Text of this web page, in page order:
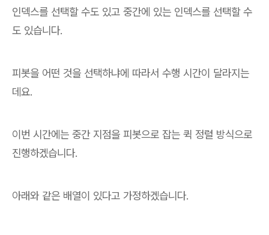
인덱스를 선택할 수도 있고 중간에 있는 인덱스를 선택할 수
도 있습니다.
피봇을 어떤 것을 선택하냐에 따라서 수행 시간이 달라지는
데요.
이번 시간에는 중간 지점을 피봇으로 잡는 퀵 정렬 방식으로
진행하겠습니다.
아래와 같은 배열이 있다고 가정하겠습니다.